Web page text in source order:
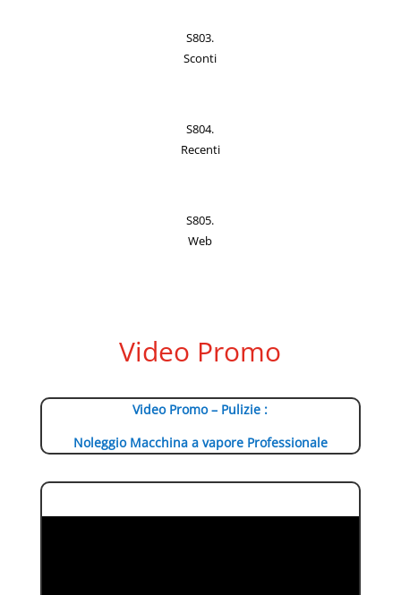
S803.
Sconti
S804.
Recenti
S805.
Web
Video Promo
Video Promo – Pulizie :
Noleggio Macchina a vapore Professionale